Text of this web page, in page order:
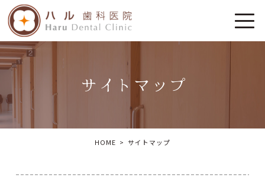
サイトマップ
HOME サイトマップ